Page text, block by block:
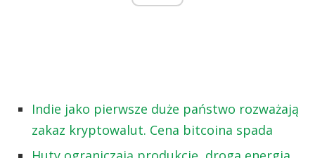
Indie jako pierwsze duże państwo rozważają
zakaz kryptowalut. Cena bitcoina spada